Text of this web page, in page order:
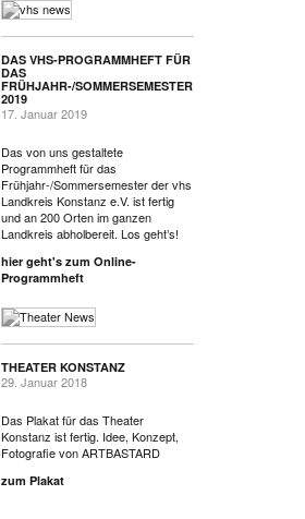
DAS VHS-PROGRAMMHEFT FÜR
DAS
FRÜHJAHR-/SOMMERSEMESTER
2019
17. Januar 2019
Das von uns gestaltete
Programmheft für das
Frühjahr-/Sommersemester der vhs
Landkreis Konstanz e.V. ist fertig
und an 200 Orten im ganzen
Landkreis abholbereit. Los geht’s!
hier geht's zum Online-
Programmheft
THEATER KONSTANZ
29. Januar 2018
Das Plakat für das Theater
Konstanz ist fertig. Idee, Konzept,
Fotografie von ARTBASTARD
zum Plakat